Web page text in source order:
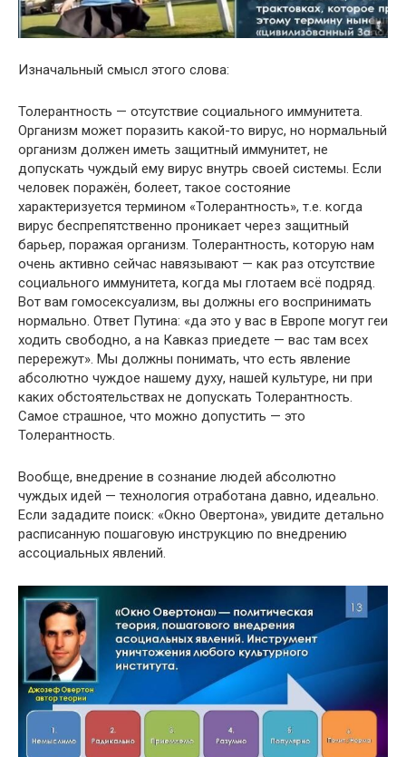
Изначальный смысл этого слова:
Толерантность — отсутствие социального иммунитета.
Организм может поразить какой-то вирус, но нормальный
организм должен иметь защитный иммунитет, не
допускать чуждый ему вирус внутрь своей системы. Если
человек поражён, болеет, такое состояние
характеризуется термином «Толерантность», т.е. когда
вирус беспрепятственно проникает через защитный
барьер, поражая организм. Толерантность, которую нам
очень активно сейчас навязывают — как раз отсутствие
социального иммунитета, когда мы глотаем всё подряд.
Вот вам гомосексуализм, вы должны его воспринимать
нормально. Ответ Путина: «да это у вас в Европе могут геи
ходить свободно, а на Кавказ приедете — вас там всех
перережут». Мы должны понимать, что есть явление
абсолютно чуждое нашему духу, нашей культуре, ни при
каких обстоятельствах не допускать Толерантность.
Самое страшное, что можно допустить — это
Толерантность.
Вообще, внедрение в сознание людей абсолютно
чуждых идей — технология отработана давно, идеально.
Если зададите поиск: «Окно Овертона», увидите детально
расписанную пошаговую инструкцию по внедрению
ассоциальных явлений.